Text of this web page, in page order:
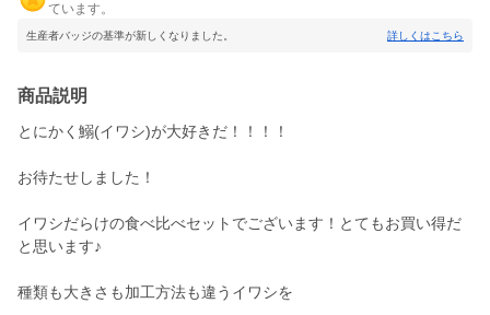
ています。
生産者バッジの基準が新しくなりました。 詳しくはこちら
商品説明
とにかく鰯(イワシ)が大好きだ！！！！
お待たせしました！
イワシだらけの食べ比べセットでございます！とてもお買い得だ
と思います♪
種類も大きさも加工方法も違うイワシを